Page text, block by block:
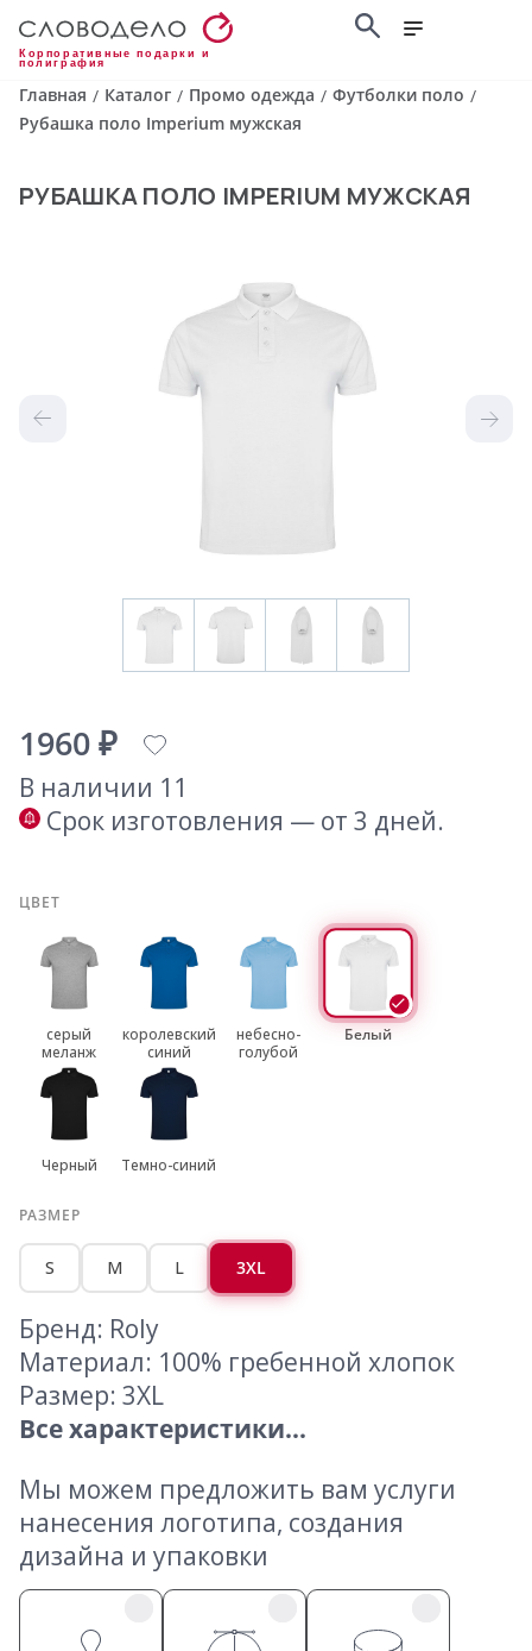
Корпоративные подарки и
полиграфия
Главная / Каталог / Промо одежда / Футболки поло /
Рубашка поло Imperium мужская
РУБАШКА ПОЛО IMPERIUM МУЖСКАЯ
1960 ₽
В наличии 11
Срок изготовления — от 3 дней.
ЦВЕТ
серый
меланж
королевский
синий
небесно-
голубой
Белый
Черный Темно-синий
РАЗМЕР
S M L 3XL
Бренд: Roly
Материал: 100% гребенной хлопок
Размер: 3XL
Все характеристики...
Мы можем предложить вам услуги
нанесения логотипа, создания
дизайна и упаковки